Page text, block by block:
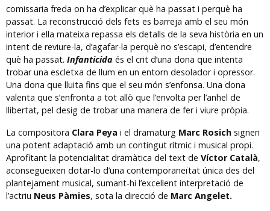
comissaria freda on ha d’explicar què ha passat i perquè ha
passat. La reconstrucció dels fets es barreja amb el seu món
interior i ella mateixa repassa els detalls de la seva història en un
intent de reviure-la, d’agafar-la perquè no s’escapi, d’entendre
què ha passat. Infanticida és el crit d’una dona que intenta
trobar una escletxa de llum en un entorn desolador i opressor.
Una dona que lluita fins que el seu món s’enfonsa. Una dona
valenta que s’enfronta a tot allò que l’envolta per l’anhel de
llibertat, pel desig de trobar una manera de fer i viure pròpia.
La compositora Clara Peya i el dramaturg Marc Rosich signen
una potent adaptació amb un contingut rítmic i musical propi.
Aprofitant la potencialitat dramàtica del text de Víctor Català,
aconsegueixen dotar-lo d’una contemporaneïtat única des del
plantejament musical, sumant-hi l’excel·lent interpretació de
l’actriu Neus Pàmies, sota la direcció de Marc Angelet.